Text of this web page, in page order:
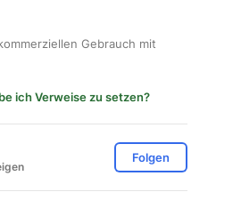
Gebrauch mit
ich Verweise zu setzen?
Folgen